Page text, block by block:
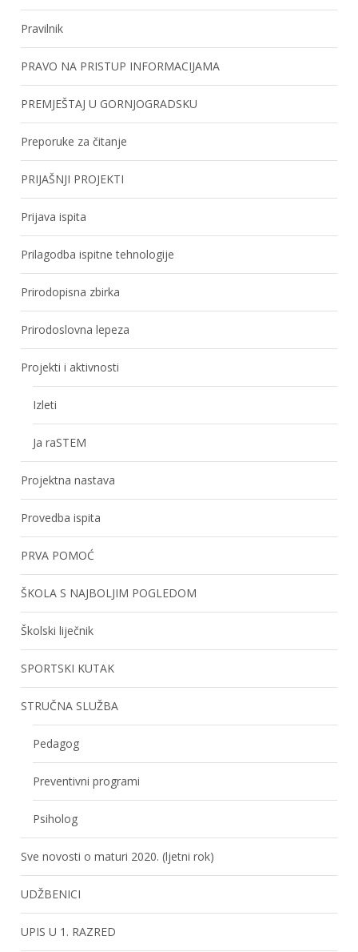
Pravilnik
PRAVO NA PRISTUP INFORMACIJAMA
PREMJEŠTAJ U GORNJOGRADSKU
Preporuke za čitanje
PRIJAŠNJI PROJEKTI
Prijava ispita
Prilagodba ispitne tehnologije
Prirodopisna zbirka
Prirodoslovna lepeza
Projekti i aktivnosti
Izleti
Ja raSTEM
Projektna nastava
Provedba ispita
PRVA POMOĆ
ŠKOLA S NAJBOLJIM POGLEDOM
Školski liječnik
SPORTSKI KUTAK
STRUČNA SLUŽBA
Pedagog
Preventivni programi
Psiholog
Sve novosti o maturi 2020. (ljetni rok)
UDŽBENICI
UPIS U 1. RAZRED